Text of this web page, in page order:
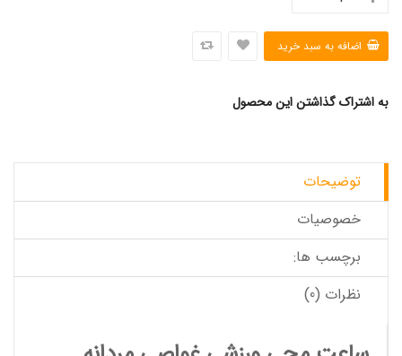
به اشتراک گذاشتن این محصول
توضیحات
خصوصیات
برچسب ها:
نظرات (0)